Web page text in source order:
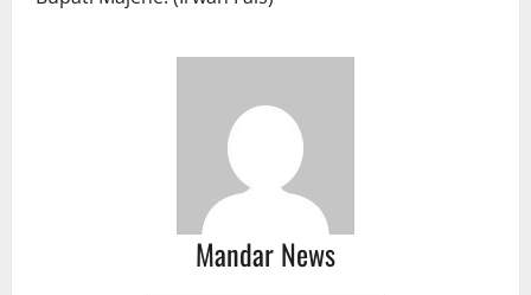
Mandar News